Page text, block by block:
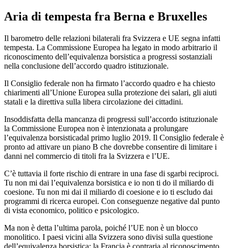
Aria di tempesta fra Berna e Bruxelles
Il barometro delle relazioni bilaterali fra Svizzera e UE segna infatti
tempesta. La Commissione Europea ha legato in modo arbitrario il
riconoscimento dell’equivalenza borsistica a progressi sostanziali
nella conclusione dell’accordo quadro istituzionale.
Il Consiglio federale non ha firmato l’accordo quadro e ha chiesto
chiarimenti all’Unione Europea sulla protezione dei salari, gli aiuti
statali e la direttiva sulla libera circolazione dei cittadini.
Insoddisfatta della mancanza di progressi sull’accordo istituzionale
la Commissione Europea non è intenzionata a prolungare
l’equivalenza borsisticadal primo luglio 2019. Il Consiglio federale è
pronto ad attivare un piano B che dovrebbe consentire di limitare i
danni nel commercio di titoli fra la Svizzera e l’UE.
C’è tuttavia il forte rischio di entrare in una fase di sgarbi reciproci.
Tu non mi dai l’equivalenza borsistica e io non ti do il miliardo di
coesione. Tu non mi dai il miliardo di coesione e io ti escludo dai
programmi di ricerca europei. Con conseguenze negative dal punto
di vista economico, politico e psicologico.
Ma non è detta l’ultima parola, poiché l’UE non è un blocco
monolitico. I paesi vicini alla Svizzera sono divisi sulla questione
dell’equivalenza borsistica: la Francia è contraria al riconoscimento,